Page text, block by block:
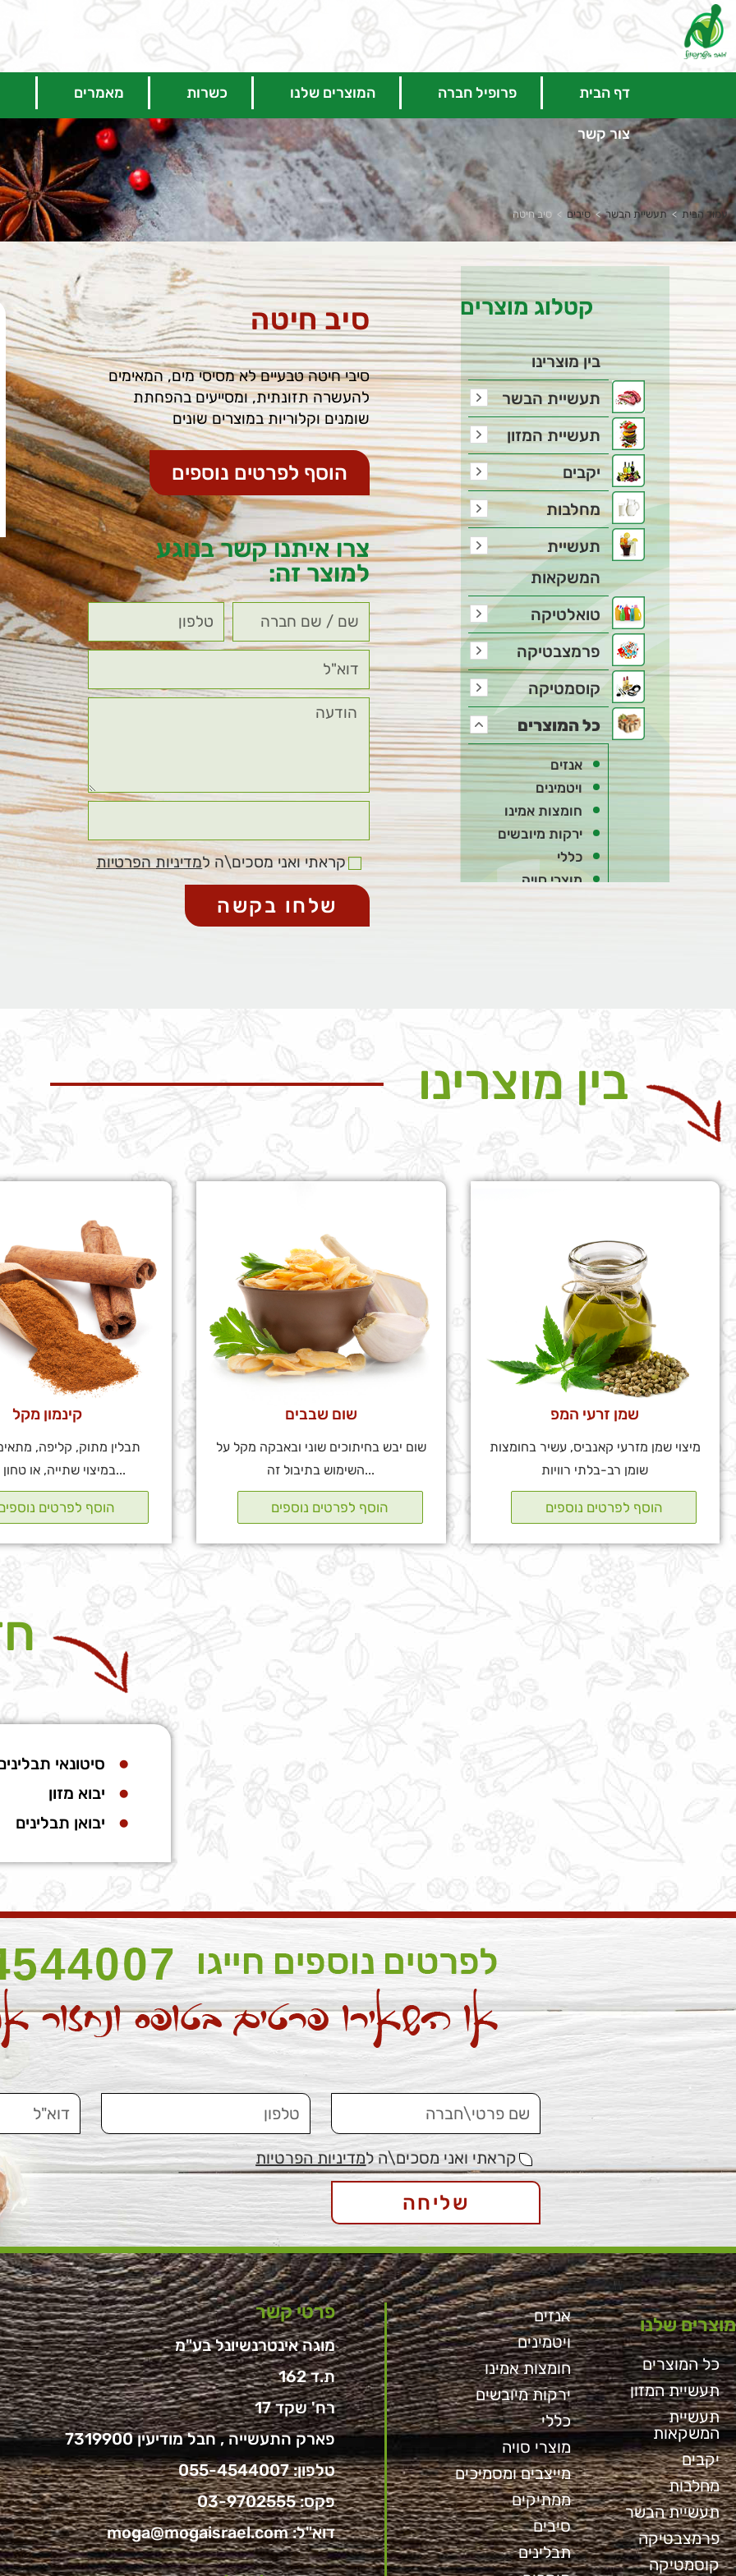
דף הבית פרופיל חברה המוצרים שלנו כשרות מאמרים
צור קשר
עמוד הבית > תעשיית הבשר > סיבים > סיב חיטה
קטלוג מוצרים
בין מוצרינו
תעשיית הבשר
תעשיית המזון
יקבים
מחלבות
תעשיית
המשקאות
טואלטיקה
פרמצבטיקה
קוסמטיקה
כל המוצרים
אנזים
ויטמינים
חומצות אמינו
ירקות מיובשים
כללי
מוצרי סויה
תוספים
תוספים משפרי טעם
סיב חיטה
סיבי חיטה טבעיים לא מסיסי מים, המאימים
להעשרה תזונתית, ומסייעים בהפחתת
שומנים וקלוריות במוצרים שונים
הוסף לפרטים נוספים
צרו איתנו קשר בנוגע
למוצר זה:
קראתי ואני מסכים\ה למדיניות הפרטיות
שלחו בקשה
בין מוצרינו
שמן זרעי המפ
מיצוי שמן מזרעי קאנביס, עשיר בחומצות
שומן רב-בלתי רוויות
שום שבבים
שום יבש בחיתוכים שוני ובאבקה מקל על
השימוש בתיבול זה...
קינמון מקל
תבלין מתוק, קליפה,
במיצוי שתייה, או טחון במגוון...
סיטונאי
יבוא מזון
יבואן תבלינים
קראתי ואני מסכים\ה למדיניות הפרטיות
שליחה
מוצרים שלנו
כל המוצרים
תעשיית המזון
תעשיית
המשקאות
יקבים
מחלבות
תעשיית הבשר
פרמצבטיקה
קוסמטיקה
אנזים
ויטמינים
חומצות אמינו
ירקות מיובשים
כללי
מוצרי סויה
מייצבים ומסמיכים
ממתיקים
סיבים
תבלינים
פרטי קשר
מוגה אינטרנשיונל בע"מ
ת.ד 162
רח' שקד 17
פארק התעשייה , חבל מודיעין 7319900
טלפון:055-4544007
פקס: 03-9702555
דוא"ל:moga@mogaisrael.com